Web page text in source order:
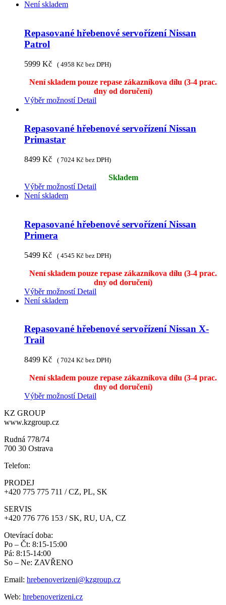
Není skladem
Repasované hřebenové servořízení Nissan
Patrol
5999 Kč ( 4958 Kč bez DPH)
Není skladem pouze repase zákazníkova dílu (3-4 prac.
dny od doručení)
Výběr možnostíDetail
Repasované hřebenové servořízení Nissan
Primastar
8499 Kč ( 7024 Kč bez DPH)
Skladem
Výběr možnostíDetail
Není skladem
Repasované hřebenové servořízení Nissan
Primera
5499 Kč ( 4545 Kč bez DPH)
Není skladem pouze repase zákazníkova dílu (3-4 prac.
dny od doručení)
Výběr možnostíDetail
Není skladem
Repasované hřebenové servořízení Nissan X-
Trail
8499 Kč ( 7024 Kč bez DPH)
Není skladem pouze repase zákazníkova dílu (3-4 prac.
dny od doručení)
Výběr možnostíDetail
KZ GROUP
www.kzgroup.cz
Rudná 778/74
700 30 Ostrava
Telefon:
PRODEJ
+420 775 775 711 / CZ, PL, SK
SERVIS
+420 776 776 153 / SK, RU, UA, CZ
Otevírací doba:
Po – Čt: 8:15-15:00
Pá: 8:15-14:00
So – Ne: ZAVŘENO
Email: hrebenoverizeni@kzgroup.cz
Web: hrebenoverizeni.cz